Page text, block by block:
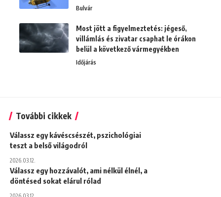
Bulvár
Most jött a figyelmeztetés: jégeső,
villámlás és zivatar csaphat le órákon
belül a következő vármegyékben
Időjárás
További cikkek
Válassz egy kávéscsészét, pszichológiai
teszt a belső világodról
2026.03.12.
Válassz egy hozzávalót, ami nélkül élnél, a
döntésed sokat elárul rólad